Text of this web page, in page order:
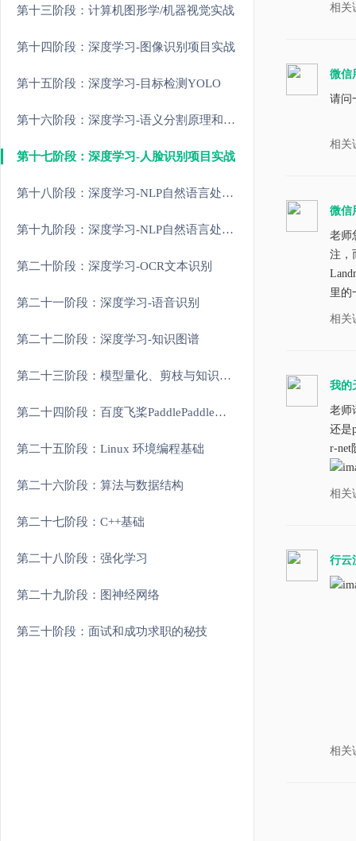
第十三阶段：计算机图形学/机器视觉实战
第十四阶段：深度学习-图像识别项目实战
第十五阶段：深度学习-目标检测YOLO
第十六阶段：深度学习-语义分割原理和实战
第十七阶段：深度学习-人脸识别项目实战
第十八阶段：深度学习-NLP自然语言处理原理和进阶
第十九阶段：深度学习-NLP自然语言处理大模型实战
第二十阶段：深度学习-OCR文本识别
第二十一阶段：深度学习-语音识别
第二十二阶段：深度学习-知识图谱
第二十三阶段：模型量化、剪枝与知识蒸馏
第二十四阶段：百度飞桨PaddlePaddle实战
第二十五阶段：Linux 环境编程基础
第二十六阶段：算法与数据结构
第二十七阶段：C++基础
第二十八阶段：强化学习
第二十九阶段：图神经网络
第三十阶段：面试和成功求职的秘技
相关
微信
请问
相关
微信
老师
注，
里的
相关
我的
老师
还是
r-net
相关
行云
相关